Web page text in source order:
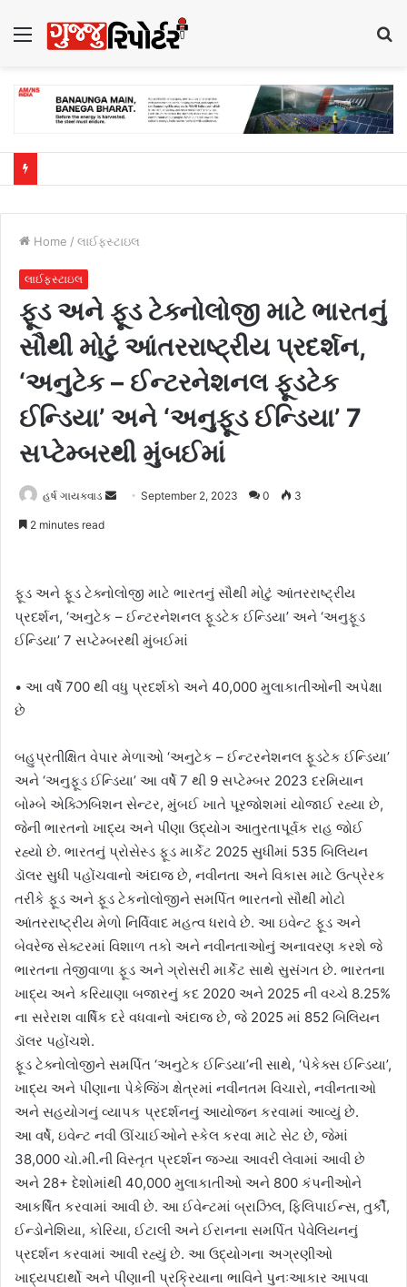
Menu
Home / લાઈફસ્ટાઇલ
લાઈફસ્ટાઇલ
ફૂડ અને ફૂડ ટેક્નોલોજી માટે ભારતનું
સૌથી મોટું આંતરરાષ્ટ્રીય પ્રદર્શન,
‘અનુટેક – ઈન્ટરનેશનલ ફૂડટેક
ઈન્ડિયા’ અને ‘અનુફૂડ ઈન્ડિયા’ 7
સપ્ટેમ્બરથી મુંબઈમાં
હર્ષ ગાયક્વાડ
a
m
i
September 2, 2023 0 3
2 minutes read
ફૂડ અને ફૂડ ટેક્નોલોજી માટે ભારતનું સૌથી મોટું આંતરરાષ્ટ્રીય
પ્રદર્શન, ‘અનુટેક – ઈન્ટરનેશનલ ફૂડટેક ઈન્ડિયા’ અને ‘અનુફૂડ
ઈન્ડિયા’ 7 સપ્ટેમ્બરથી મુંબઈમાં
• આ વર્ષે 700 થી વધુ પ્રદર્શકો અને 40,000 મુલાકાતીઓની અપેક્ષા
છે
બહુપ્રતીક્ષિત વેપાર મેળાઓ ‘અનુટેક – ઈન્ટરનેશનલ ફૂડટેક ઈન્ડિયા’
અને ‘અનુફૂડ ઈન્ડિયા’ આ વર્ષે 7 થી 9 સપ્ટેમ્બર 2023 દરમિયાન
બોમ્બે એક્ઝિબિશન સેન્ટર, મુંબઈ ખાતે પૂરજોશમાં યોજાઈ રહ્યા છે,
જેની ભારતનો ખાદ્ય અને પીણા ઉદ્યોગ આતુરતાપૂર્વક રાહ જોઈ
રહ્યો છે. ભારતનું પ્રોસેસ્ડ ફૂડ માર્કેટ 2025 સુધીમાં 535 બિલિયન
ડૉલર સુધી પહોંચવાનો અંદાજ છે, નવીનતા અને વિકાસ માટે ઉત્પ્રેરક
તરીકે ફૂડ અને ફૂડ ટેકનોલોજીને સમર્પિત ભારતનો સૌથી મોટો
આંતરરાષ્ટ્રીય મેળો નિર્વિવાદ મહત્વ ધરાવે છે. આ ઇવેન્ટ ફૂડ અને
બેવરેજ સેક્ટરમાં વિશાળ તકો અને નવીનતાઓનું અનાવરણ કરશે જે
ભારતના તેજીવાળા ફૂડ અને ગ્રોસરી માર્કેટ સાથે સુસંગત છે. ભારતના
ખાદ્ય અને કરિયાણા બજારનું કદ 2020 અને 2025 ની વચ્ચે 8.25%
ના સરેરાશ વાર્ષિક દરે વધવાનો અંદાજ છે, જે 2025 માં 852 બિલિયન
ડૉલર પહોંચશે.
ફૂડ ટેક્નોલોજીને સમર્પિત ‘અનુટેક ઈન્ડિયા’ની સાથે, ‘પેકેક્સ ઈન્ડિયા’,
ખાદ્ય અને પીણાના પેકેજિંગ ક્ષેત્રમાં નવીનતમ વિચારો, નવીનતાઓ
અને સહયોગનું વ્યાપક પ્રદર્શનનું આયોજન કરવામાં આવ્યું છે.
આ વર્ષે, ઇવેન્ટ નવી ઊંચાઈઓને સ્કેલ કરવા માટે સેટ છે, જેમાં
38,000 ચો.મી.ની વિસ્તૃત પ્રદર્શન જગ્યા આવરી લેવામાં આવી છે
અને 28+ દેશોમાંથી 40,000 મુલાકાતીઓ અને 800 કંપનીઓને
આકર્ષિત કરવામાં આવી છે. આ ઈવેન્ટમાં બ્રાઝિલ, ફિલિપાઈન્સ, તુર્કી,
ઈન્ડોનેશિયા, કોરિયા, ઈટાલી અને ઈરાનના સમર્પિત પેવેલિયનનું
પ્રદર્શન કરવામાં આવી રહ્યું છે. આ ઉદ્યોગના અગ્રણીઓ
ખાદ્યપદાર્થો અને પીણાની પ્રક્રિયાના ભાવિને પુનઃઆકાર આપવા